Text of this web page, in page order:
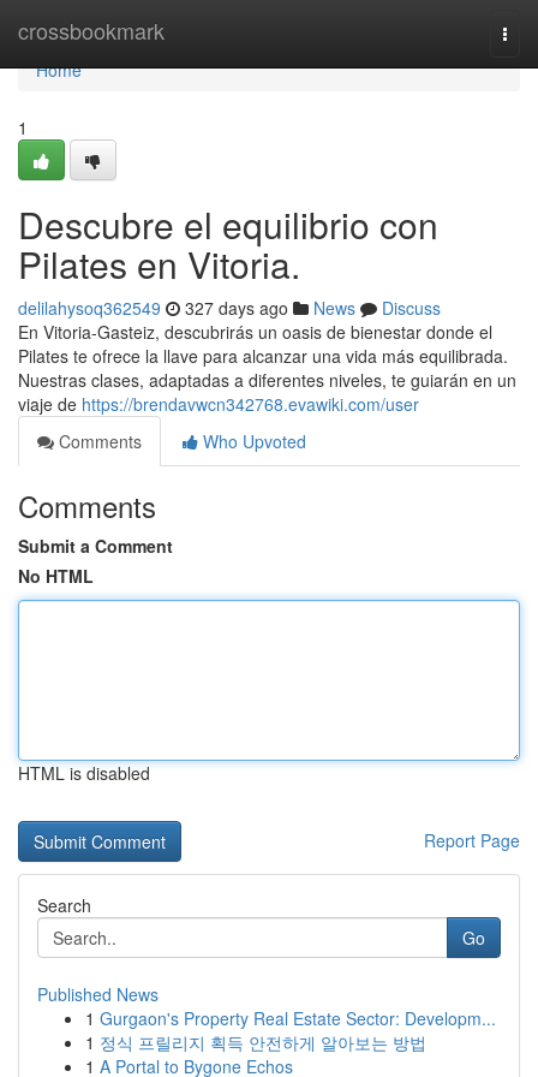
crossbookmark
Home
Home
1
Descubre el equilibrio con
Pilates en Vitoria.
delilahysoq362549 327 days ago News
Discuss
En Vitoria-Gasteiz, descubrirás un oasis de bienestar donde el
Pilates te ofrece la llave para alcanzar una vida más equilibrada.
Nuestras clases, adaptadas a diferentes niveles, te guiarán en un
viaje de https://brendavwcn342768.evawiki.com/user
Comments
Who Upvoted
Comments
Submit a Comment
No HTML
HTML is disabled
Report Page
Search
Go
Published News
1 Gurgaon's Property Real Estate Sector: Developm...
1 정식 프릴리지 획득 안전하게 알아보는 방법
1 A Portal to Bygone Echos